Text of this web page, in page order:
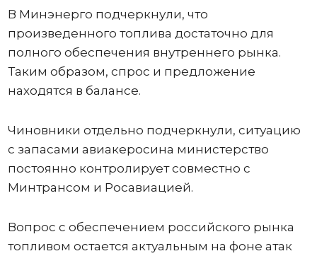
В Минэнерго подчеркнули, что
произведенного топлива достаточно для
полного обеспечения внутреннего рынка.
Таким образом, спрос и предложение
находятся в балансе.
Чиновники отдельно подчеркнули, ситуацию
с запасами авиакеросина министерство
постоянно контролирует совместно с
Минтрансом и Росавиацией.
Вопрос с обеспечением российского рынка
топливом остается актуальным на фоне атак